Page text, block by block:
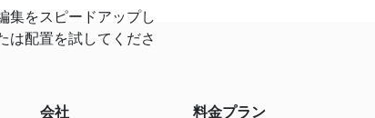
集をスピードアップし
は配置を試してくださ
会社 料金プラン